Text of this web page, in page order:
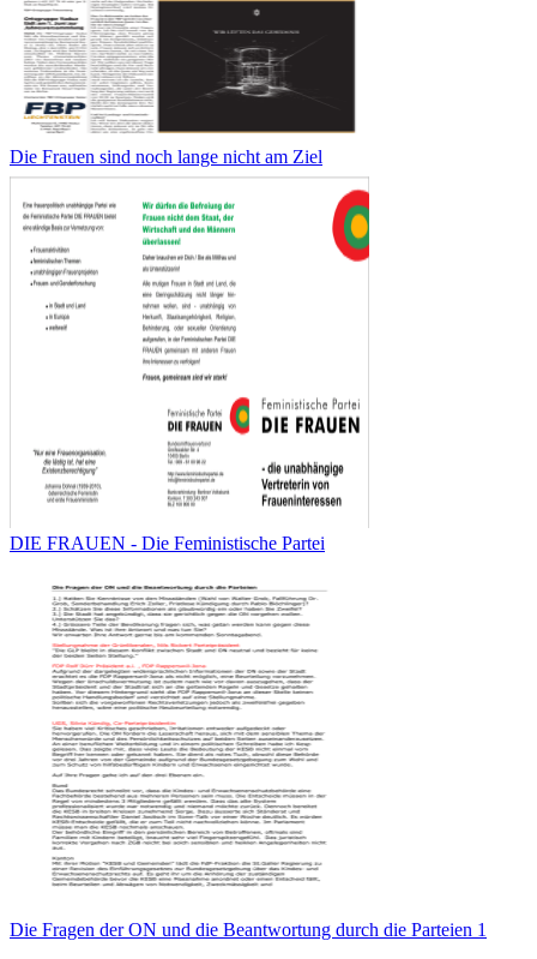
Die Frauen sind noch lange nicht am Ziel
DIE FRAUEN - Die Feministische Partei
Die Fragen der ON und die Beantwortung durch die Parteien 1